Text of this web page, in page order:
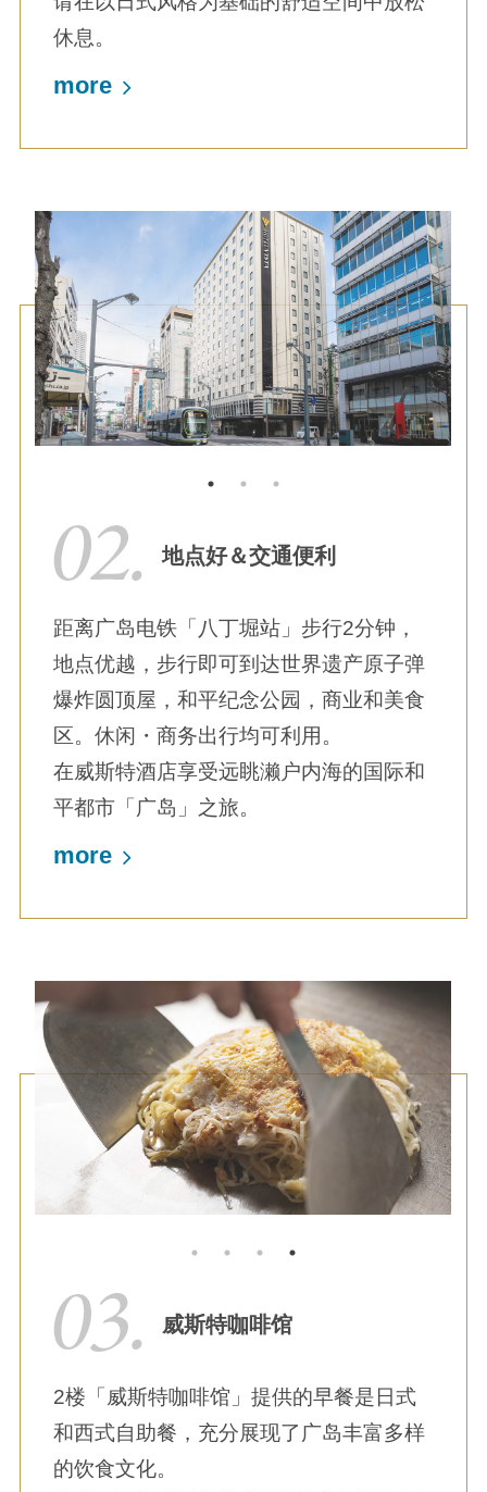
休息。
more
地点好＆交通便利
距离广岛电铁「八丁堀站」步行2分钟，
地点优越，步行即可到达世界遗产原子弹
爆炸圆顶屋，和平纪念公园，商业和美食
区。休闲・商务出行均可利用。
在威斯特酒店享受远眺濑户内海的国际和
平都市「广岛」之旅。
more
威斯特咖啡馆
2楼「威斯特咖啡馆」提供的早餐是日式
和西式自助餐，充分展现了广岛丰富多样
的饮食文化。